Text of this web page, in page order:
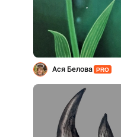
Ася Белова PRO